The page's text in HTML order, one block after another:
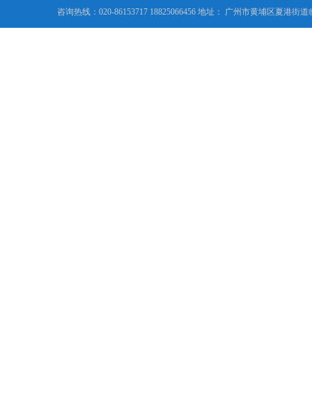
咨询热线：020-86153717 18825066456 地址： 广州市黄埔区夏港街